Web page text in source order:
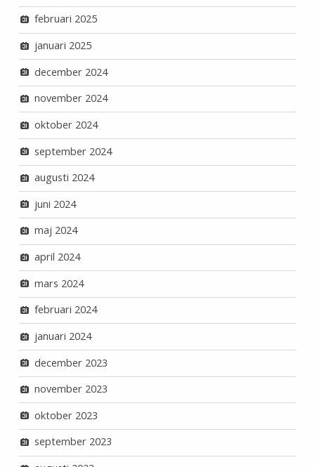
februari 2025
januari 2025
december 2024
november 2024
oktober 2024
september 2024
augusti 2024
juni 2024
maj 2024
april 2024
mars 2024
februari 2024
januari 2024
december 2023
november 2023
oktober 2023
september 2023